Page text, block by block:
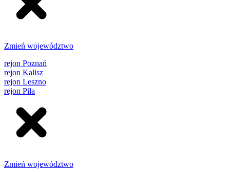
Zmień województwo
rejon Poznań
rejon Kalisz
rejon Leszno
rejon Piła
Zmień województwo